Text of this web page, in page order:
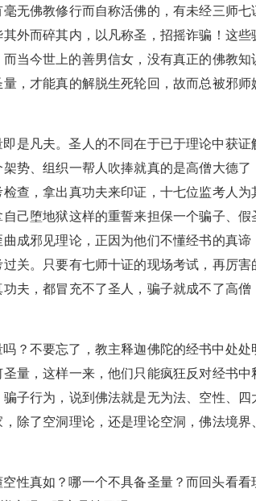
无佛教修行而自称活佛的，有未经三师七
外而碎其内，以凡称圣，招摇诈骗！这些
当今世上的善男信女，没有真正的佛教知
，才能真的解脱生死轮回，故而总被邪师
是凡夫。圣人的不同在于已于理论中获证
势、组织一帮人吹捧就真的是高僧大德了
查，拿出真功夫来印证，十七位监考人为
己堕地狱这样的重誓来担保一个骗子、假
成邪见理论，正因为他们不懂经书的真谛
关。只要有七师十证的现场考试，再厉害
夫，都冒充不了圣人，骗子就成不了高僧
？不要忘了，教主释迦佛陀的经书中处处
量，这样一来，他们只能疯狂反对经书中
子行为，说到佛法就是无为法、空性、四
除了空洞理论，还是理论空洞，佛法境界
性真如？哪一个不具备圣量？而回头看看